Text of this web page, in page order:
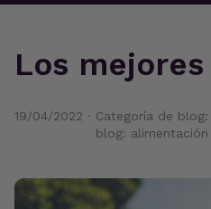
Los
19/04/2022 · Categoría de
blog: alimentación